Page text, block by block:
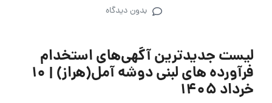
بدون دیدگاه
لیست جدیدترین آگهی‌های استخدام
فرآورده های لبنی دوشه آمل(هراز) | ۱۰
خرداد ۱۴۰۵